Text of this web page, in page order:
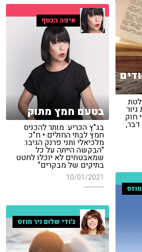
חוק
איפה הכסף
בטעם חמץ מתוק
בג"ץ הכריע: מותר להכניס
חמץ לבתי החולים • ח"כ
מלכיאלי ותני פרנק הגיבו:
"הבקשה הייתה על כל
שמאבטחים לא יוכלו לחטט
בתיקים של מבקרים"
10/01/2021
ג'ודי שלום ניר מוזס